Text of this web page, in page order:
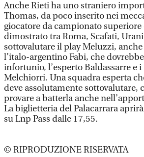
Anche Rieti ha uno straniero
Thomas, da poco inserito nei
giocatore da campionato superiore
dimostrato tra Roma, Scafati,
sottovalutare il play Meluzzi, anche
l’italo-argentino Fabi, che
infortunio, l’esperto Baldassarre e i
Melchiorri. Una squadra esperta
deve assolutamente sottovalutare,
provare a batterla anche
La biglietteria del Palacarrara
su Lnp Pass dalle 17,55.
© RIPRODUZIONE RISERVATA